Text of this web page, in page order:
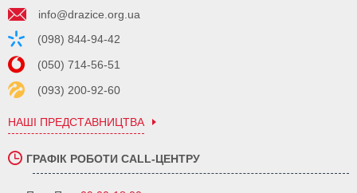
info@drazice.org.ua
(098) 844-94-42
(050) 714-56-51
(093) 200-92-60
НАШІ ПРЕДСТАВНИЦТВА
ГРАФІК РОБОТИ CALL-ЦЕНТРУ